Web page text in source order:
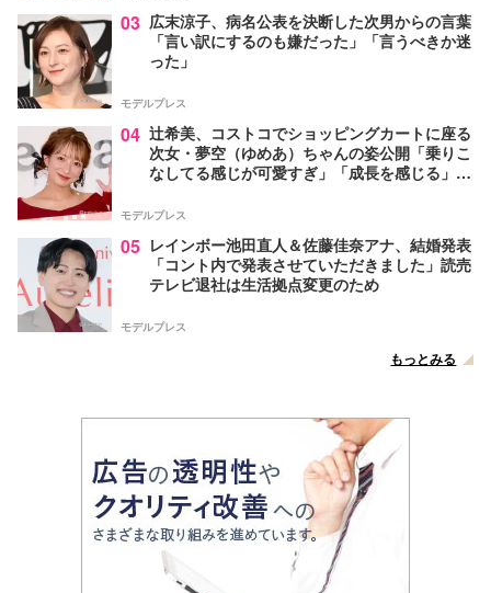
03 広末涼子、病名公表を決断した次男からの言葉
「言い訳にするのも嫌だった」「言うべきか迷
った」
モデルプレス
04 辻希美、コストコでショッピングカートに座る
次女・夢空（ゆめあ）ちゃんの姿公開「乗りこ
なしてる感じが可愛すぎ」「成長を感じる」の
モデルプレス
05 レインボー池田直人＆佐藤佳奈アナ、結婚発表
「コント内で発表させていただきました」読売
テレビ退社は生活拠点変更のため
モデルプレス
もっとみる